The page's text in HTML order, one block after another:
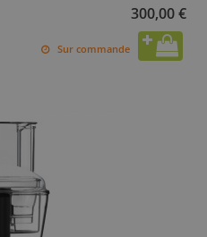
300,00 €
Sur commande